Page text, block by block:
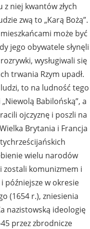
z niej kwantów złych
zwą to „Karą Bożą”.
może być
jego obywatele słynęli
wysługiwali się
trwania Rzym upadł.
ludzi, to na ludność tego
Babilońską”, a
ojczyznę i poszli na
Brytania i Francja
wielu narodów
zostali komunizmem i
późniejsze w okresie
(1654 r.), zniesienia
nazistowską ideologię
przez zbrodnicze